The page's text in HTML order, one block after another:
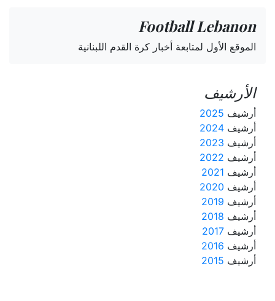
Football Lebanon
الموقع الأول لمتابعة أخبار كرة القدم اللبنانية
الأرشيف
أرشيف 2025
أرشيف 2024
أرشيف 2023
أرشيف 2022
أرشيف 2021
أرشيف 2020
أرشيف 2019
أرشيف 2018
أرشيف 2017
أرشيف 2016
أرشيف 2015